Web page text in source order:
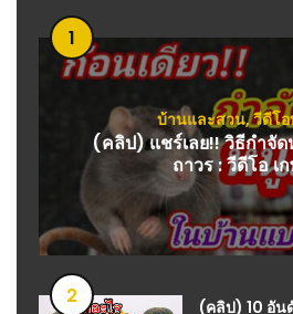
1
บ้านและสวน,วีดีโ
(คลิป) แชร์เลย!! วิธีกำจั
ถาวร : วีดีโอ เ
2
(คลิป) 10 อัน